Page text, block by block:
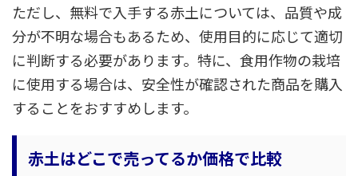
ただし、無料で入手する赤土については、品質や成
分が不明な場合もあるため、使用目的に応じて適切
に判断する必要があります。特に、食用作物の栽培
に使用する場合は、安全性が確認された商品を購入
することをおすすめします。
赤土はどこで売ってるか価格で比較